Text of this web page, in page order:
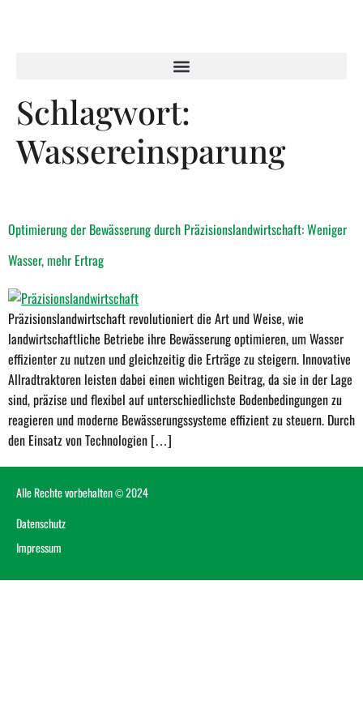
Schlagwort:
Wassereinsparung
Optimierung der Bewässerung durch Präzisionslandwirtschaft: Weniger
Wasser, mehr Ertrag
Präzisionslandwirtschaft revolutioniert die Art und Weise, wie
landwirtschaftliche Betriebe ihre Bewässerung optimieren, um Wasser
effizienter zu nutzen und gleichzeitig die Erträge zu steigern. Innovative
Allradtraktoren leisten dabei einen wichtigen Beitrag, da sie in der Lage
sind, präzise und flexibel auf unterschiedlichste Bodenbedingungen zu
reagieren und moderne Bewässerungssysteme effizient zu steuern. Durch
den Einsatz von Technologien […]
Alle Rechte vorbehalten © 2024
Datenschutz
Impressum